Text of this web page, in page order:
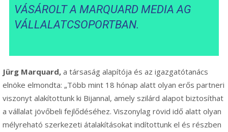
VÁSÁROLT A MARQUARD MEDIA AG
VÁLLALATCSOPORTBAN.
Jürg Marquard, a társaság alapítója és az igazgatótanács
elnöke elmondta: „Több mint 18 hónap alatt olyan erős partneri
viszonyt alakítottunk ki Bijannal, amely szilárd alapot biztosíthat
a vállalat jövőbeli fejlődéséhez. Viszonylag rövid idő alatt olyan
mélyreható szerkezeti átalakításokat indítottunk el és részben